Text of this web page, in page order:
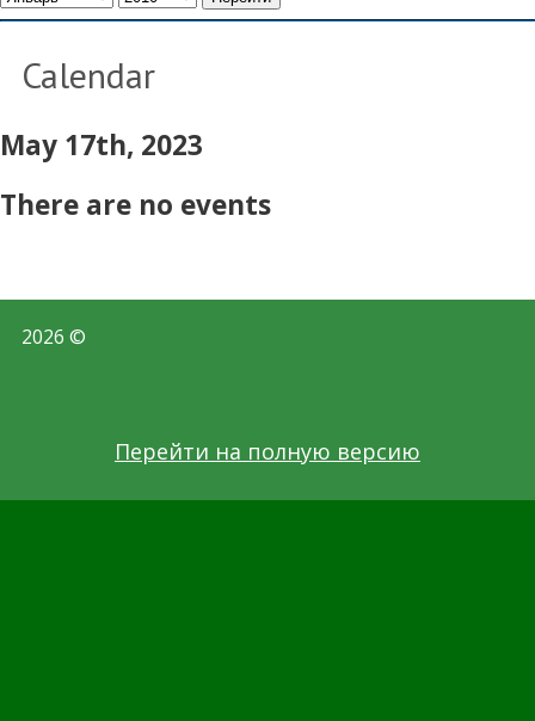
Calendar
May 17th, 2023
There are no events
2026 ©
Перейти на полную версию